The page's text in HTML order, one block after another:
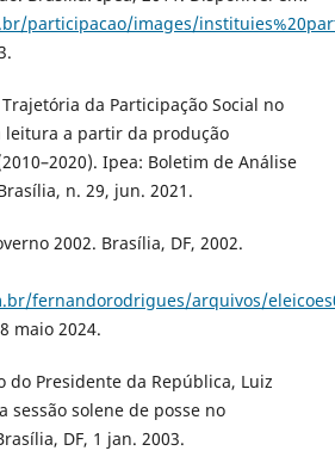
participacao/images/
Trajetória da Participação Social no
leitura a partir da produção
Ipea: Boletim de Análise
n. 29, jun. 2021.
2002. Brasília, DF, 2002.
fernandorodrigues/arquivos/
maio 2024.
do Presidente da República, Luiz
sessão solene de posse no
DF, 1 jan. 2003.